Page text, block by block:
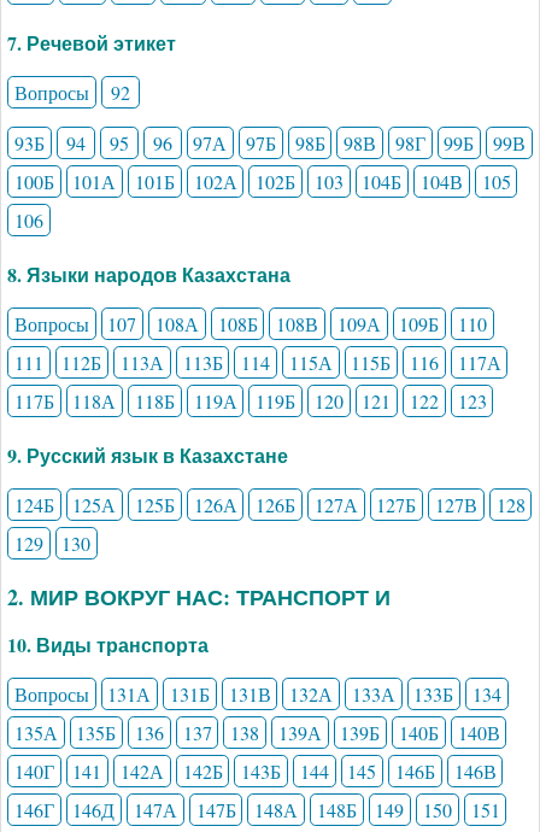
7. Речевой этикет
Вопросы
92
93Б
94 95 96 97А 97Б 98Б 98В 98Г 99Б
99В
100Б
101А 101Б 102А 102Б 103 104Б 104В
105
106
8. Языки народов Казахстана
Вопросы 107 108А 108Б 108В 109А 109Б
110
111
112Б 113А 113Б 114 115А 115Б 116
117А
117Б
118А 118Б 119А 119Б 120 121 122 123
9. Русский язык в Казахстане
124Б 125А 125Б 126А 126Б 127А 127Б 127В
128
129
130
2. МИР ВОКРУГ НАС: ТРАНСПОРТ И
10. Виды транспорта
Вопросы 131А 131Б 131В 132А 133А 133Б
134
135А
135Б 136 137 138 139А 139Б 140Б
140В
140Г
141 142А 142Б 143Б 144 145 146Б
146В
146Г
146Д 147А 147Б 148А 148Б 149 150 151